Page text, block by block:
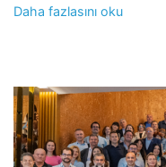
Daha fazlasını oku